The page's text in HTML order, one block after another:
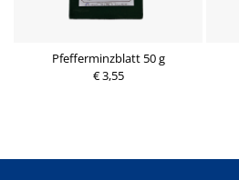
Pfefferminzblatt 50 g
€ 3,55